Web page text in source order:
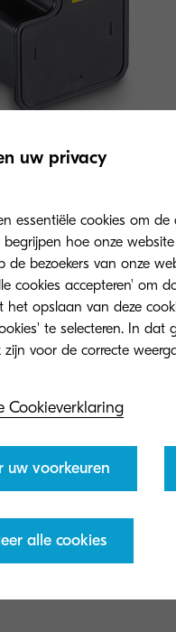
uw privacy
essentiële cookies om
hoe onze
de bezoekers van onze
cookies accepteren' om
het opslaan van deze
te selecteren. In
Cookieverklaring
uw voorkeuren
alle cookies